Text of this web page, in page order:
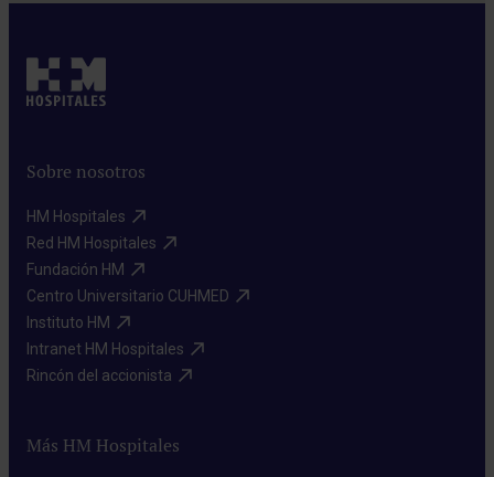
Sobre nosotros
HM Hospitales​
Red HM Hospitales​
Fundación HM​
Centro Universitario CUHMED​
Instituto HM​
Intranet HM Hospitales​
Rincón del accionista​
Más HM Hospitales